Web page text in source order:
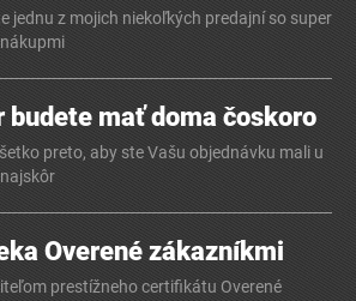
jednu z mojich niekoľkých predajní so super
budete mať doma čoskoro
preto, aby ste Vašu objednávku mali u
Overené zákazníkmi
prestížneho certifikátu Overené